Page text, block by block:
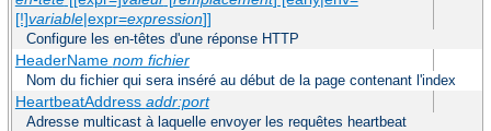
[!]variable|expr=expression]]
Configure les en-têtes d'une réponse HTTP
HeaderName nom fichier
Nom du fichier qui sera inséré au début de la page contenant l'index
HeartbeatAddress addr:port
Adresse multicast à laquelle envoyer les requêtes heartbeat